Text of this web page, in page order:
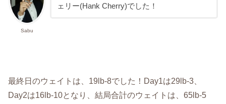
Sabu
ェリー(Hank Cherry)でした！
最終日のウェイトは、19lb-8でした！Day1は29lb-3、
Day2は16lb-10となり、結局合計のウェイトは、65lb-5